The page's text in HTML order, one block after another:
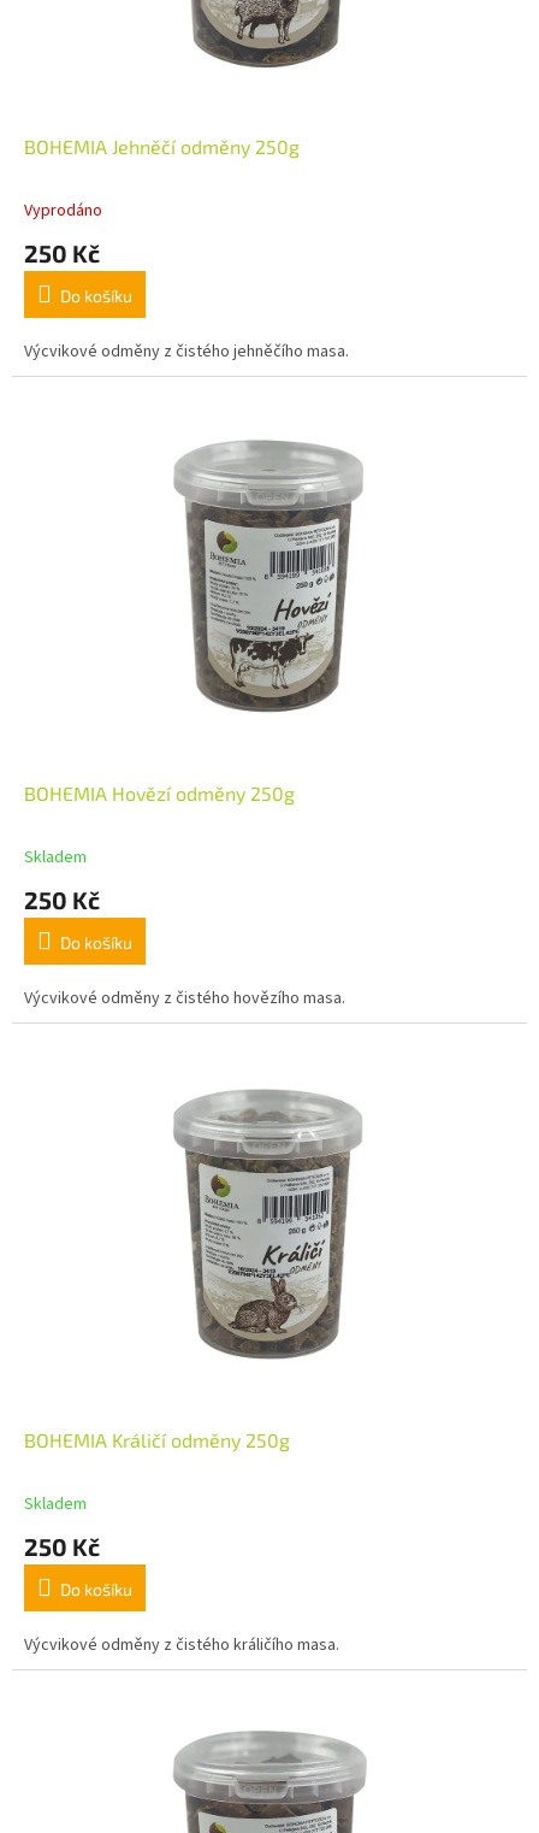
BOHEMIA Jehněčí odměny 250g
Vyprodáno
250 Kč
Do košíku
Výcvikové odměny z čistého jehněčího masa.
BOHEMIA Hovězí odměny 250g
Skladem
250 Kč
Do košíku
Výcvikové odměny z čistého hovězího masa.
BOHEMIA Králičí odměny 250g
Skladem
250 Kč
Do košíku
Výcvikové odměny z čistého králičího masa.